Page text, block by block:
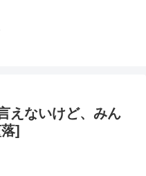
えないけど、みん
]